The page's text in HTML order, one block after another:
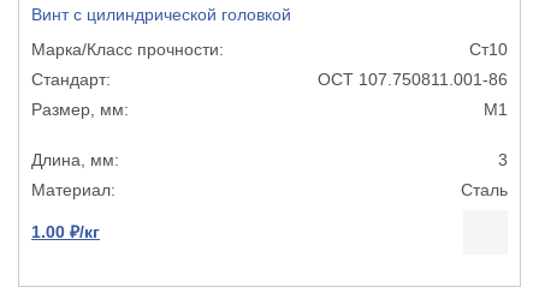
Винт с цилиндрической головкой
Ст10
ОСТ 107.750811.001-86
М1
3
Сталь
1.00 ₽/кг